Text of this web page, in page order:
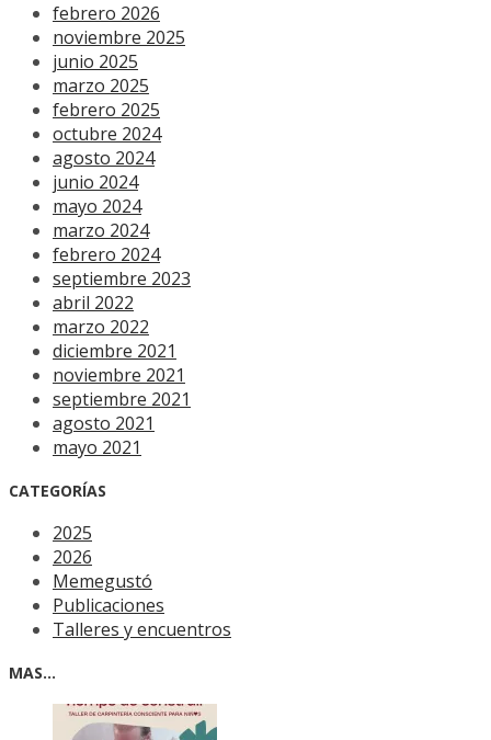
febrero 2026
noviembre 2025
junio 2025
marzo 2025
febrero 2025
octubre 2024
agosto 2024
junio 2024
mayo 2024
marzo 2024
febrero 2024
septiembre 2023
abril 2022
marzo 2022
diciembre 2021
noviembre 2021
septiembre 2021
agosto 2021
mayo 2021
CATEGORÍAS
2025
2026
Memegustó
Publicaciones
Talleres y encuentros
MAS…